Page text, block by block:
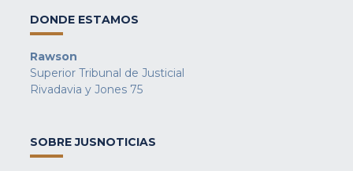
DONDE ESTAMOS
Rawson
Superior Tribunal de Justicial
Rivadavia y Jones 75
SOBRE JUSNOTICIAS